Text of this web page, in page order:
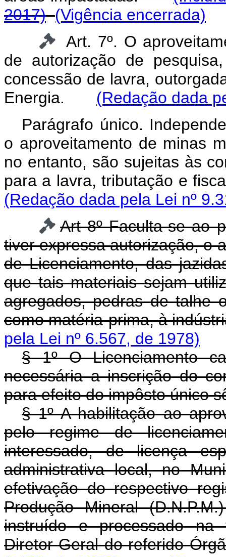
2017) (Vigência encerrada)
Art. 7º. O
de autorização de
concessão de lavra,
Energia. (Redação dada
Parágrafo único.
o aproveitamento de minas
no entanto, são sujeitas às
para a lavra, tributação e
(Redação dada pela Lei nº
Art 8º Faculta-se ao
tiver expressa autorização, o
de Licenciamento, das
que tais materiais sejam
agregados, pedras de talhe
como matéria-prima, à
pela Lei nº 6.567, de 1978)
§ 1º O Licenciamento
necessária a inscrição do
para efeito do impôsto único
§ 1º A habilitação ao
pelo regime de
interessado, de licença
administrativa local, no
efetivação do respectivo
Produção Mineral
instruído e processado na
Diretor-Geral do